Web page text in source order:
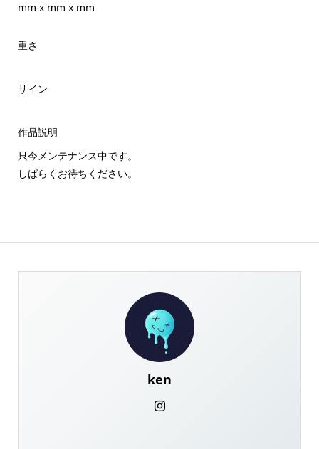
mm x mm x mm
重さ
サイン
作品説明
只今メンテナンス中です。
しばらくお待ちください。
ken